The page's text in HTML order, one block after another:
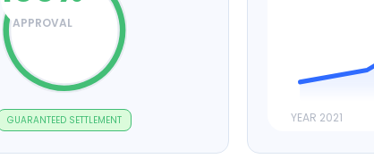
APPROVAL
GUARANTEED SETTLEMENT YEAR 2021